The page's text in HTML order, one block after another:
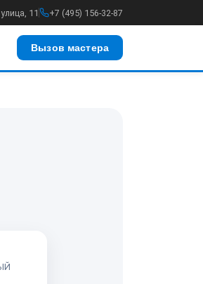
11 +7 (495) 156-32-87
Вызов мастера